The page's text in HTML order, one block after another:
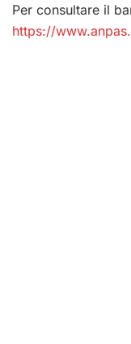
Per consultare il
https://